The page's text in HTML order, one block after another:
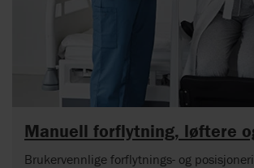
Manuell forflytning, løftere
Brukervennlige forflytnings- og